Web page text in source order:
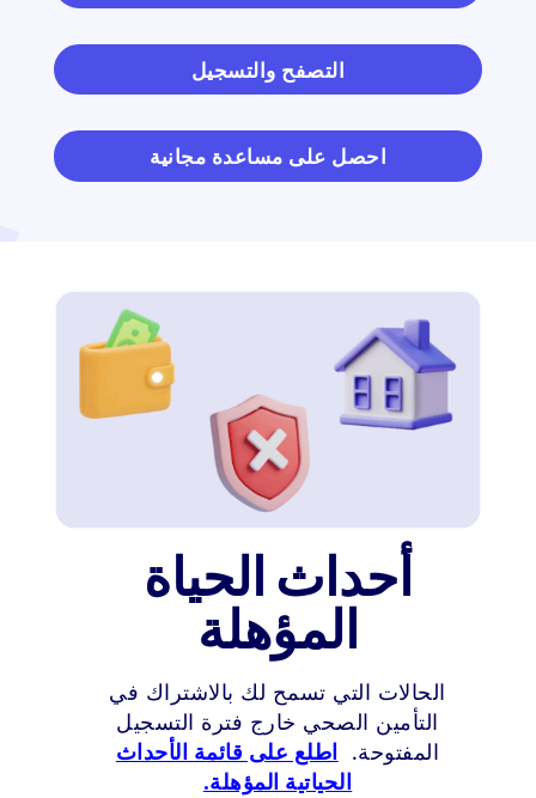
التصفح والتسجيل
احصل على مساعدة مجانية
أحداث الحياة
المؤهلة
الحالات التي تسمح لك بالاشتراك في
التأمين الصحي خارج فترة التسجيل
المفتوحة. اطلع على قائمة الأحداث
الحياتية المؤهلة.